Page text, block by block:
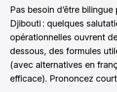
Pas besoin d’être
Djibouti : quelques
opérationnelles ouvrent
dessous, des formules
(avec alternatives en
efficace). Prononcez